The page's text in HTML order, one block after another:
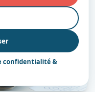
confidentialité &